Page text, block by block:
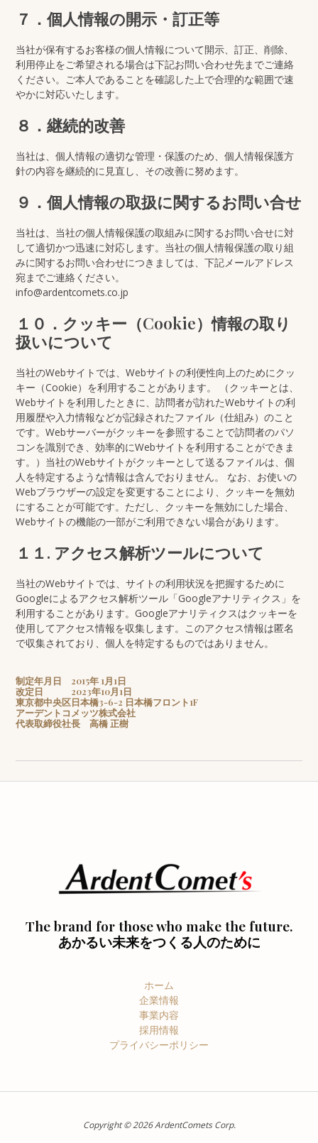
７．個人情報の開示・訂正等
当社が保有するお客様の個人情報について開示、訂正、削除、
利用停止をご希望される場合は下記お問い合わせ先までご連絡
ください。ご本人であることを確認した上で合理的な範囲で速
やかに対応いたします。
８．継続的改善
当社は、個人情報の適切な管理・保護のため、個人情報保護方
針の内容を継続的に見直し、その改善に努めます。
９．個人情報の取扱に関するお問い合せ
当社は、当社の個人情報保護の取組みに関するお問い合せに対
して適切かつ迅速に対応します。当社の個人情報保護の取り組
みに関するお問い合わせにつきましては、下記メールアドレス
宛までご連絡ください。
info@ardentcomets.co.jp
１０．クッキー（Cookie）情報の取り
扱いについて
当社のWebサイトでは、Webサイトの利便性向上のためにクッ
キー（Cookie）を利用することがあります。 （クッキーとは、
Webサイトを利用したときに、訪問者が訪れたWebサイトの利
用履歴や入力情報などが記録されたファイル（仕組み）のこと
です。Webサーバーがクッキーを参照することで訪問者のパソ
コンを識別でき、効率的にWebサイトを利用することができま
す。）当社のWebサイトがクッキーとして送るファイルは、個
人を特定するような情報は含んでおりません。 なお、お使いの
Webブラウザーの設定を変更することにより、クッキーを無効
にすることが可能です。ただし、クッキーを無効にした場合、
Webサイトの機能の一部がご利用できない場合があります。
１１. アクセス解析ツールについて
当社のWebサイトでは、サイトの利用状況を把握するために
Googleによるアクセス解析ツール「Googleアナリティクス」を
利用することがあります。Googleアナリティクスはクッキーを
使用してアクセス情報を収集します。このアクセス情報は匿名
で収集されており、個人を特定するものではありません。
制定年月日 2015年 1月1日
改定日 2023年10月1日
東京都中央区日本橋3-6-2 日本橋フロント1F
アーデントコメッツ株式会社
代表取締役社長 高橋 正樹
The brand for those who make the future.
あかるい未来をつくる人のために
ホーム
企業情報
事業内容
採用情報
プライバシーポリシー
Copyright © 2026 ArdentComets Corp.